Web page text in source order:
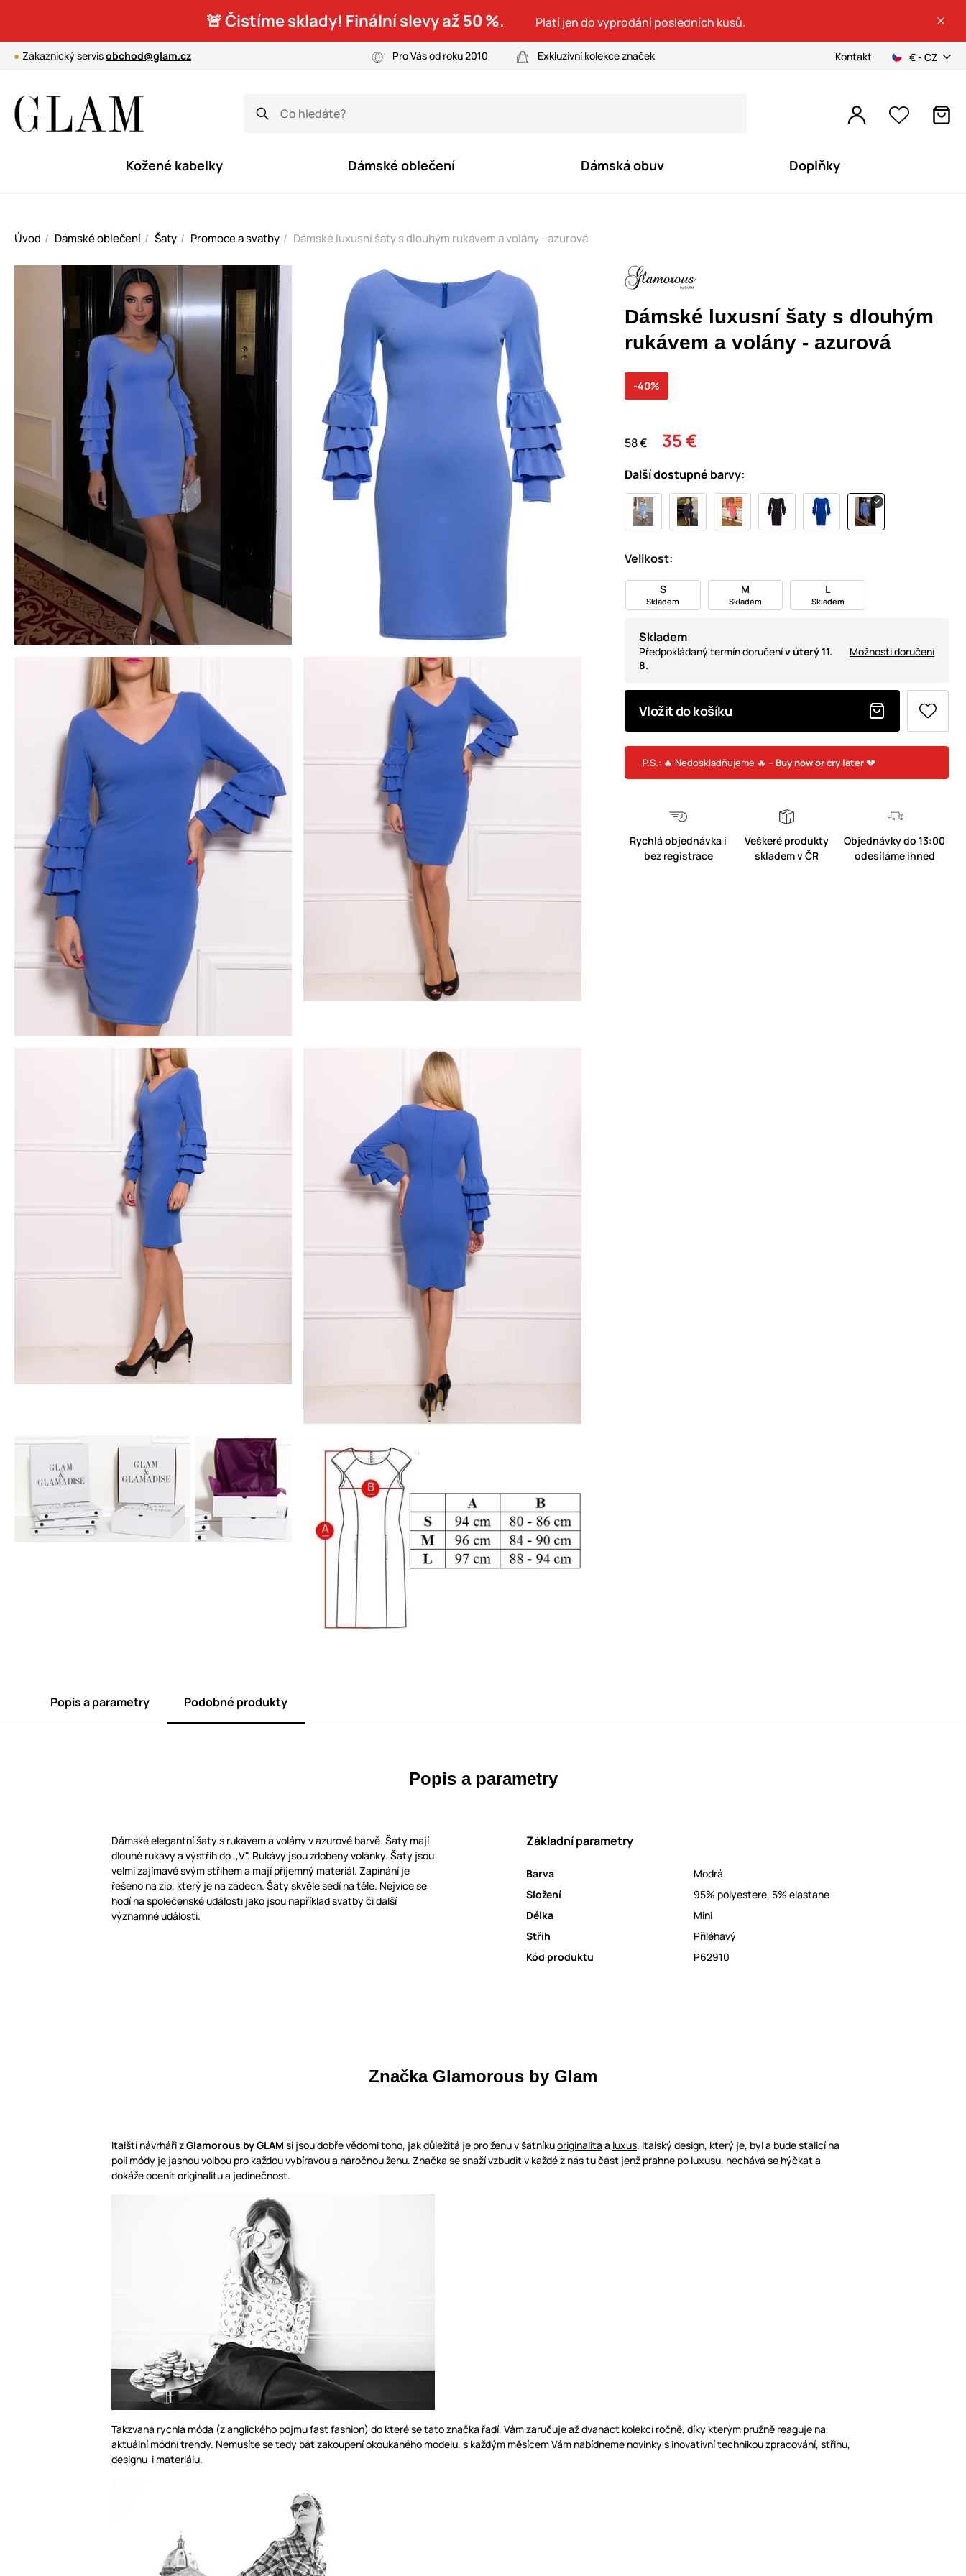
🚨 Čistíme sklady! Finální slevy až 50 %. Platí jen do vyprodání posledních kusů.
Zákaznický servisobchod@glam.cz Pro Vás od roku 2010 Exkluzivní kolekce značek Kontakt € - CZ
Kožené kabelky Dámské oblečení Dámská obuv Doplňky
Úvod Dámské oblečení Šaty Promoce a svatby Dámské luxusní šaty s dlouhým rukávem a volány - azurová
Dámské luxusní šaty s dlouhým
rukávem a volány - azurová
58 € 35 €
-40%
Další dostupné barvy:
Velikost:
S
Skladem
M
Skladem
L
Skladem
Skladem
Předpokládaný termín doručenív úterý 11.
8.
Možnosti doručení
Vložit do košíku
P.S.: 🔥 Nedoskladňujeme 🔥 – Buy now or cry later💔
Rychlá objednávka i
bez registrace
Veškeré produkty
skladem v ČR
Objednávky do 13:00
odesíláme ihned
Popis a parametry Podobné produkty
Popis a parametry
Dámské elegantní šaty s rukávem a volány v azurové barvě. Šaty mají
dlouhé rukávy a výstřih do ,,V". Rukávy jsou zdobeny volánky. Šaty jsou
velmi zajímavé svým střihem a mají příjemný materiál. Zapínání je
řešeno na zip, který je na zádech. Šaty skvěle sedí na těle. Nejvíce se
hodí na společenské události jako jsou například svatby či další
významné události.
Základní parametry
Barva
Modrá
Složení
95% polyestere, 5% elastane
Délka
Mini
Střih
Přiléhavý
Kód produktu
P62910
Značka Glamorous by Glam
Italští návrháři zGlamorous by GLAM si jsou dobře vědomi toho, jak důležitá je pro ženu v šatníkuoriginalita a luxus. Italský design, který je, byl a bude stálicí na
poli módy je jasnou volbou pro každou vybíravou a náročnou ženu. Značka se snaží vzbudit v každé z nás tu část jenž prahne po luxusu, nechává se hýčkat a
dokáže ocenit originalitu a jedinečnost.
Takzvaná rychlá móda (z anglického pojmu fast fashion) do které se tato značka řadí, Vám zaručuje aždvanáct kolekcí ročně, díky kterým pružně reaguje na
aktuální módní trendy. Nemusíte se tedy bát zakoupení okoukaného modelu, s každým měsícem Vám nabídneme novinky s inovativní technikou zpracování, střihu,
designu i materiálu.